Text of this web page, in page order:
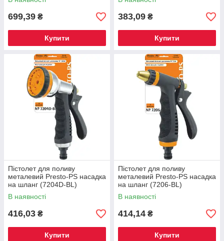
699,39 ₴
Купити
383,09 ₴
Купити
Пістолет для поливу
металевий Presto-PS насадка
на шланг (7204D-BL)
В наявності
416,03 ₴
Купити
Пістолет для поливу
металевий Presto-PS насадка
на шланг (7206-BL)
В наявності
414,14 ₴
Купити